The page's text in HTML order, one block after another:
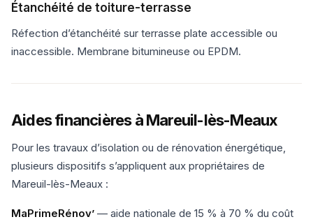
Étanchéité de toiture-terrasse
Réfection d’étanchéité sur terrasse plate accessible ou
inaccessible. Membrane bitumineuse ou EPDM.
Aides financières à Mareuil-lès-Meaux
Pour les travaux d’isolation ou de rénovation énergétique,
plusieurs dispositifs s’appliquent aux propriétaires de
Mareuil-lès-Meaux :
MaPrimeRénov’ — aide nationale de 15 % à 70 % du coût